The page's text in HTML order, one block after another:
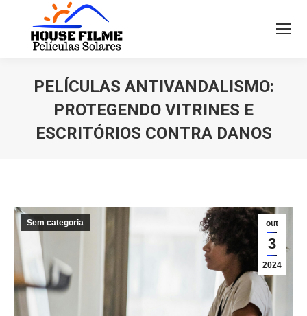
PELÍCULAS ANTIVANDALISMO:
PROTEGENDO VITRINES E
ESCRITÓRIOS CONTRA DANOS
out
3
2024
Sem categoria